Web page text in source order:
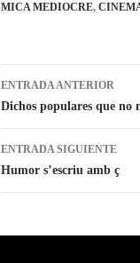
MICA MEDIOCRE,
Navegación
de
entradas
ENTRADA ANTERIOR
Dichos populares que no
ENTRADA SIGUIENTE
Humor s’escriu amb ç